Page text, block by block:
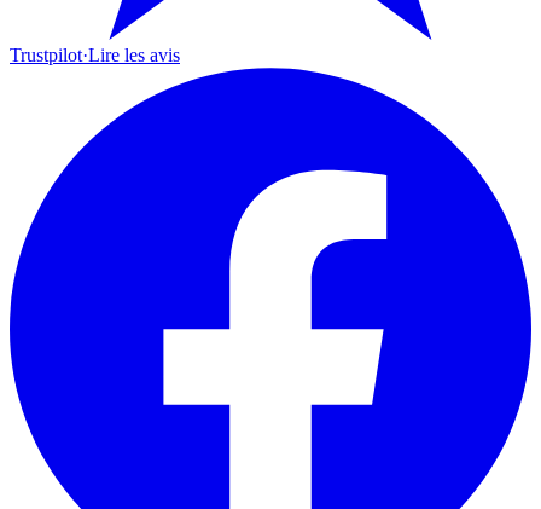
Trustpilot·Lire les avis